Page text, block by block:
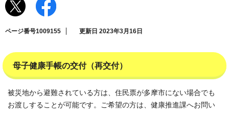
ページ番号1009155 更新日 2023年3月16日
母子健康手帳の交付（再交付）
被災地から避難されている方は、住民票が多摩市にない場合でも
お渡しすることが可能です。ご希望の方は、健康推進課へお問い